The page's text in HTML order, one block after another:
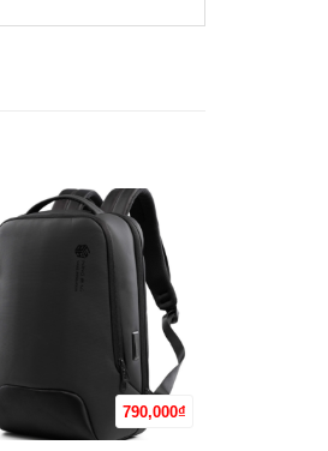
790,000₫